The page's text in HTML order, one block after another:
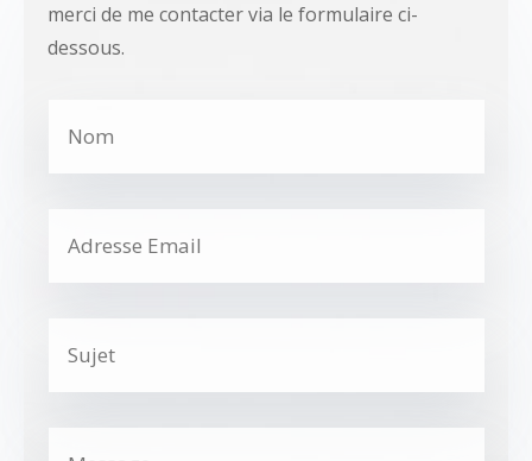
merci de me contacter via le formulaire ci-
dessous.